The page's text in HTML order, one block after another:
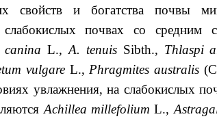
свойств и богатства почвы
почвах со средним
canina L., A. tenuisSibth., Thlaspi
vulgareL., Phragmites australis
увлажнения, на слабокислых
Achillea millefolium L.,